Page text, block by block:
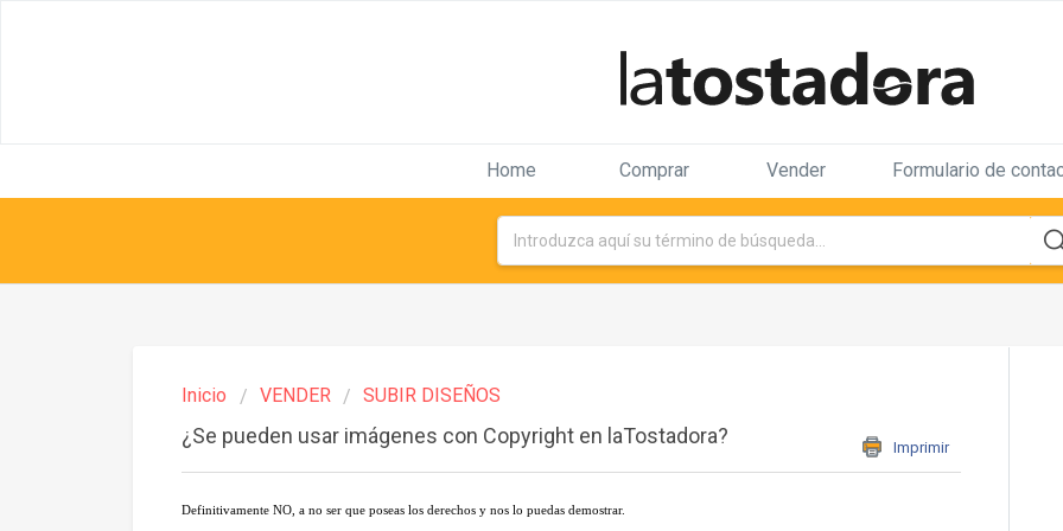
Home Comprar Vender Formulario de
Inicio VENDER SUBIR DISEÑOS
¿Se pueden usar imágenes con Copyright en laTostadora? Imprimir
Definitivamente NO, a no ser que poseas los derechos y nos lo puedas demostrar.